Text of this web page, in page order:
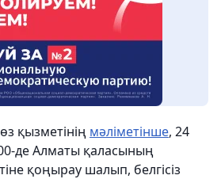
қызметінің мәліметінше, 24
де Алматы қаласының
қоңырау шалып, белгісіз